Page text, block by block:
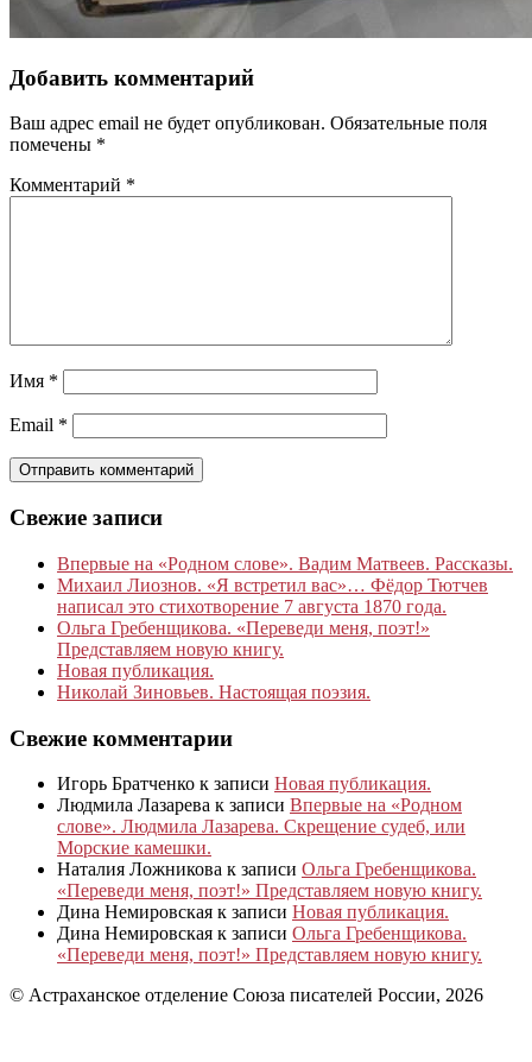
Добавить комментарий
Ваш адрес email не будет опубликован. Обязательные поля
помечены *
Комментарий *
Имя *
Email *
Свежие записи
Впервые на «Родном слове». Вадим Матвеев. Рассказы.
Михаил Лиознов. «Я встретил вас»… Фёдор Тютчев
написал это стихотворение 7 августа 1870 года.
Ольга Гребенщикова. «Переведи меня, поэт!»
Представляем новую книгу.
Новая публикация.
Николай Зиновьев. Настоящая поэзия.
Свежие комментарии
Игорь Братченко к записи Новая публикация.
Людмила Лазарева к записи Впервые на «Родном
слове». Людмила Лазарева. Скрещение судеб, или
Морские камешки.
Наталия Ложникова к записи Ольга Гребенщикова.
«Переведи меня, поэт!» Представляем новую книгу.
Дина Немировская к записи Новая публикация.
Дина Немировская к записи Ольга Гребенщикова.
«Переведи меня, поэт!» Представляем новую книгу.
© Астраханское отделение Союза писателей России, 2026